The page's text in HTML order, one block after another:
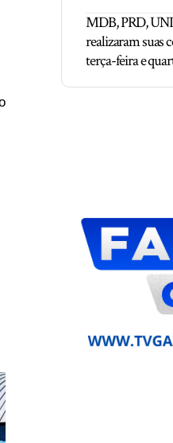
MDB, PRD,
realizaram suas
terça-feira e